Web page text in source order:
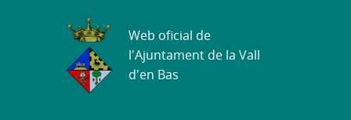
Web oficial de
l'Ajuntament de la Vall
d'en Bas